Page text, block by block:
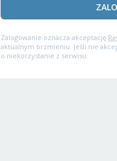
Zalogowanie oznacza akceptację
aktualnym brzmieniu. Jeśli nie
o niekorzystanie z serwisu.